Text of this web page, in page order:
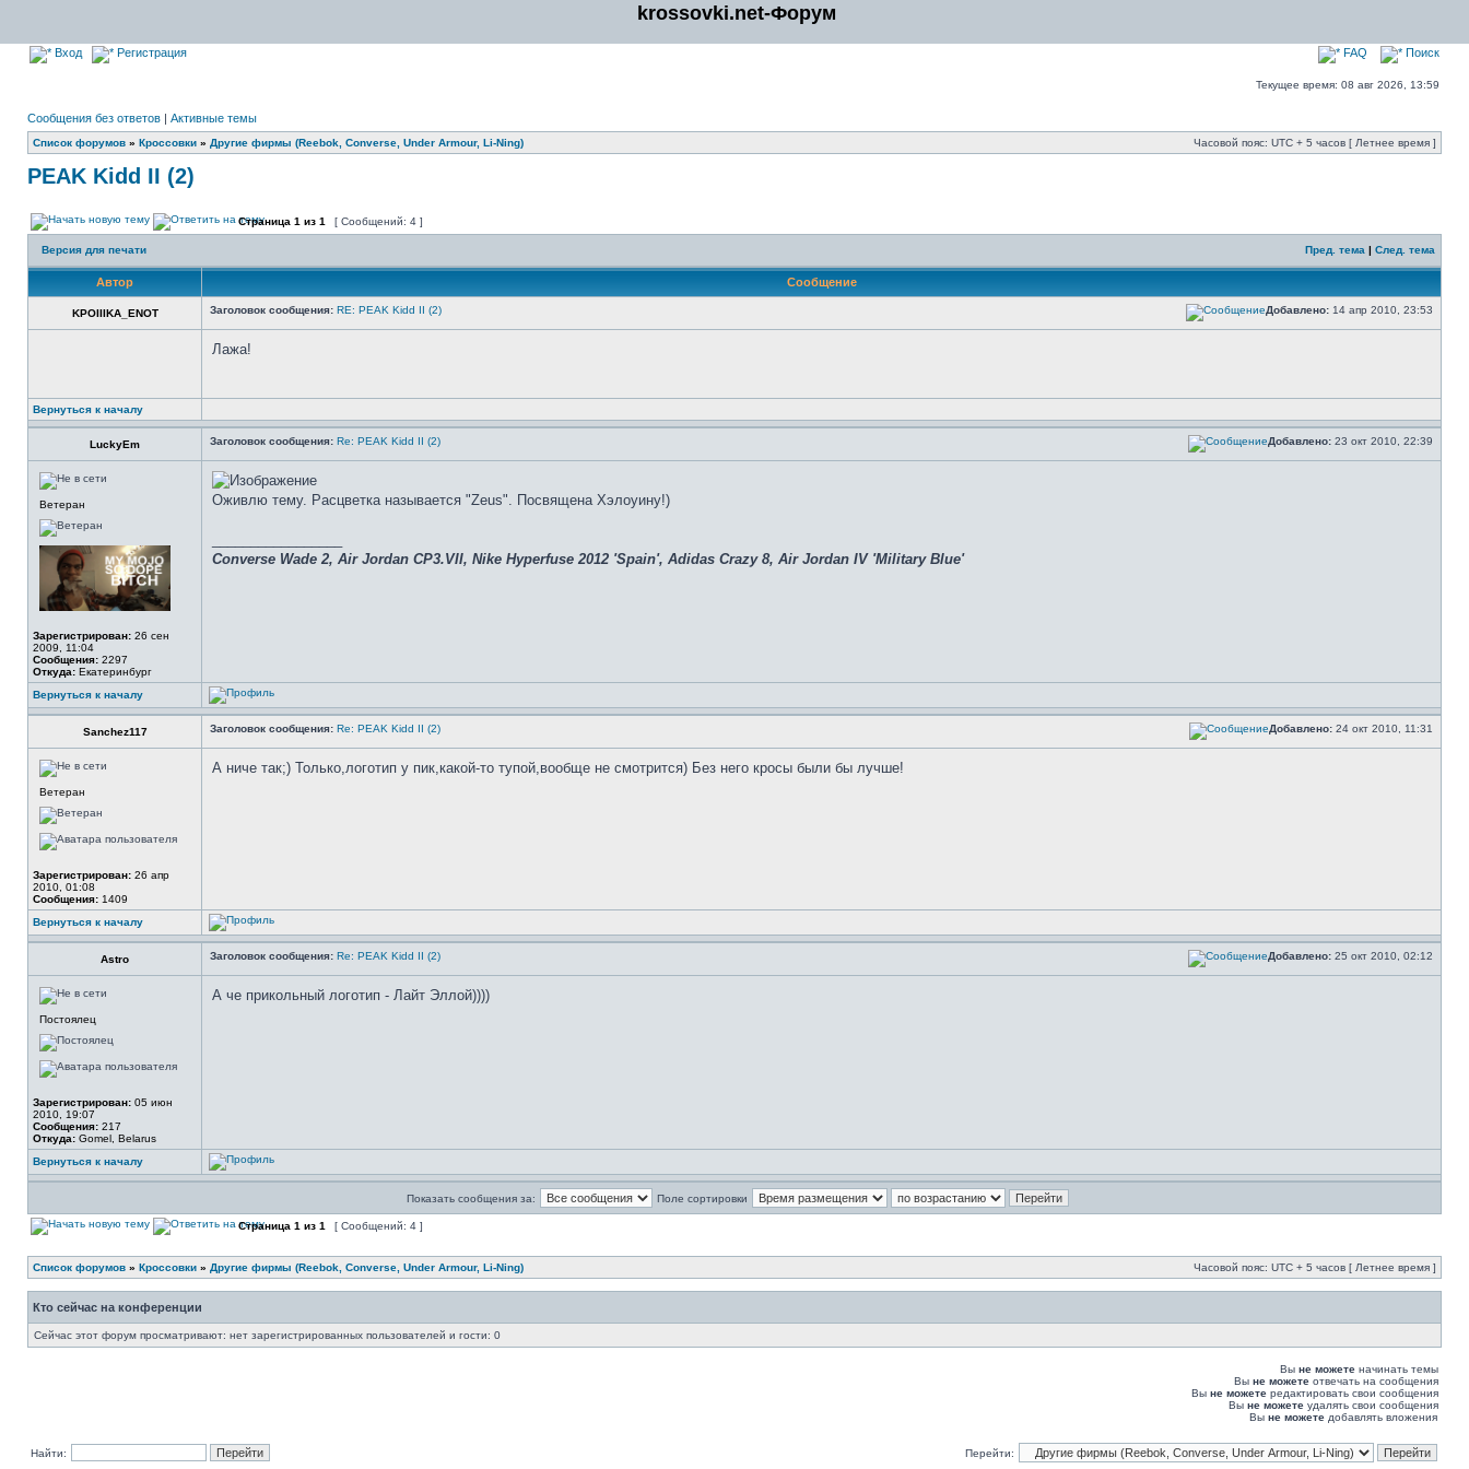
krossovki.net-Форум
Вход Регистрация FAQ Поиск
Текущее время: 08 авг 2026, 13:59
Сообщения без ответов | Активные темы
Список форумов » Кроссовки » Другие фирмы (Reebok, Converse, Under Armour, Li-Ning) Часовой пояс: UTC + 5 часов [ Летнее время ]
PEAK Kidd II (2)
Страница 1 из 1 [ Сообщений: 4 ]
Версия для печати Пред. тема | След. тема
Автор Сообщение
KPOIIIKA_ENOT Заголовок сообщения: RE: PEAK Kidd II (2) Добавлено: 14 апр 2010, 23:53
Лажа!
Вернуться к началу
LuckyEm Заголовок сообщения: Re: PEAK Kidd II (2) Добавлено: 23 окт 2010, 22:39
Ветеран
Зарегистрирован: 26 сен
2009, 11:04
Сообщения: 2297
Откуда: Екатеринбург
Оживлю тему. Расцветка называется "Zeus". Посвящена Хэлоуину!)
Converse Wade 2, Air Jordan CP3.VII, Nike Hyperfuse 2012 'Spain', Adidas Crazy 8, Air Jordan IV 'Military Blue'
Вернуться к началу
Sanchez117 Заголовок сообщения: Re: PEAK Kidd II (2) Добавлено: 24 окт 2010, 11:31
Ветеран
Зарегистрирован: 26 апр
2010, 01:08
Сообщения: 1409
А ниче так;) Только,логотип у пик,какой-то тупой,вообще не смотрится) Без него кросы были бы лучше!
Вернуться к началу
Astro Заголовок сообщения: Re: PEAK Kidd II (2) Добавлено: 25 окт 2010, 02:12
Постоялец
Зарегистрирован: 05 июн
2010, 19:07
Сообщения: 217
Откуда: Gomel, Belarus
А че прикольный логотип - Лайт Эллой))))
Вернуться к началу
Показать сообщения за: Поле сортировки
Страница 1 из 1 [ Сообщений: 4 ]
Список форумов » Кроссовки » Другие фирмы (Reebok, Converse, Under Armour, Li-Ning) Часовой пояс: UTC + 5 часов [ Летнее время ]
Кто сейчас на конференции
Сейчас этот форум просматривают: нет зарегистрированных пользователей и гости: 0
Вы не можете начинать темы
Вы не можете отвечать на сообщения
Вы не можете редактировать свои сообщения
Вы не можете удалять свои сообщения
Вы не можете добавлять вложения
Найти:
Перейти: